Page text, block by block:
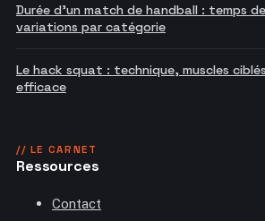
Durée d'un match de handball : temps
variations par catégorie
Le hack squat : technique, muscles
efficace
// LE CARNET
Ressources
Contact